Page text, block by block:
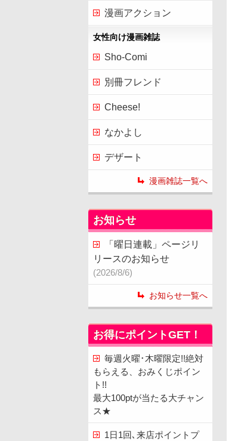
漫画アクション
女性向け漫画雑誌
Sho-Comi
別冊フレンド
Cheese!
なかよし
デザート
漫画雑誌一覧へ
お知らせ
「曜日連載」ページリ
リースのお知らせ
(2026/8/6)
お知らせ一覧へ
お得にポイントGET！
毎週火曜･木曜限定!!絶対
もらえる、おみくじポイン
ト!!
最大100ptが当たる大チャン
ス★
1日1回､来店ポイントプ